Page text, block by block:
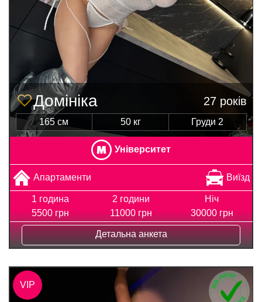
Домініка 27 років
165 см 50 кг Груди 2
Університет
Апартаменти Виїзд
1 година
5500 грн
2 години
11000 грн
Ніч
30000 грн
Детальна анкета
VIP